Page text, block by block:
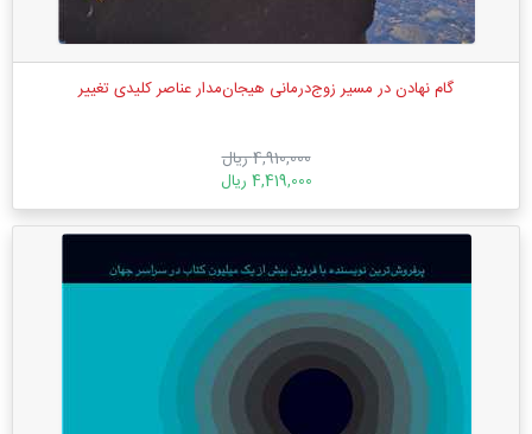
گام نهادن در مسیر زوج‌درمانی هیجان‌مدار عناصر کلیدی تغییر
4,910,000 ریال
4,419,000 ریال